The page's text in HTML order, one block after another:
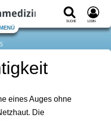
Suche Login
eines Auges ohne
Die